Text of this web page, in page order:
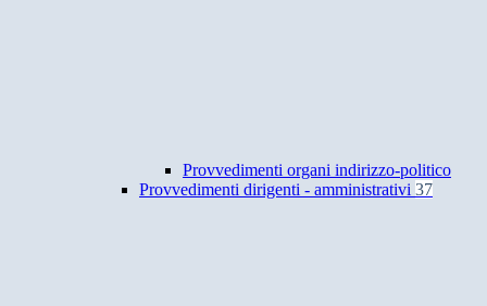
Provvedimenti organi indirizzo-politico
Provvedimenti dirigenti - amministrativi 37